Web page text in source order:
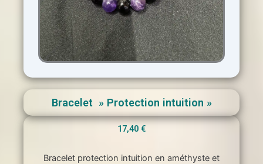
Bracelet » Protection intuition »
17,40 €
Bracelet protection intuition en améthyste et